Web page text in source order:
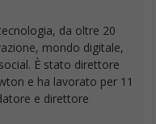
da oltre 20
mondo digitale,
È stato direttore
e ha lavorato per 11
e direttore